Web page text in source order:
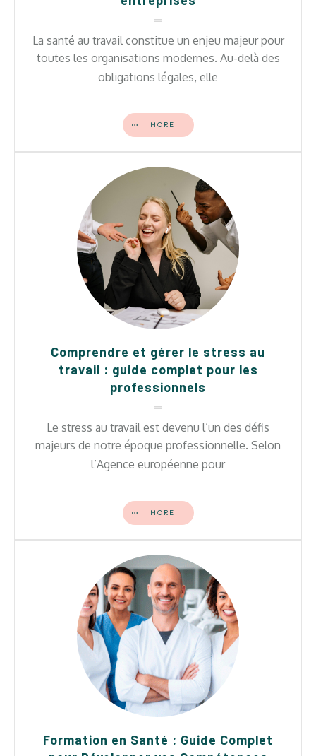
La santé au travail constitue un enjeu majeur pour
toutes les organisations modernes. Au-delà des
obligations légales, elle
MORE
Comprendre et gérer le stress au
travail : guide complet pour les
professionnels
Le stress au travail est devenu l’un des défis
majeurs de notre époque professionnelle. Selon
l’Agence européenne pour
MORE
Formation en Santé : Guide Complet